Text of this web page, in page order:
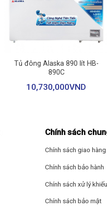
Tủ đông Alaska 890 lít HB-
890C
10,730,000VND
Chính sách
Chính sách giao
Chính sách bảo hành
Chính sách xử lý
Chính sách bảo mật